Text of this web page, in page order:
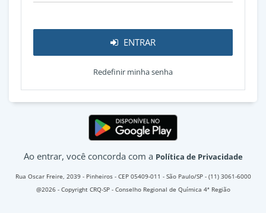
ENTRAR
Redefinir minha senha
Ao entrar, você concorda com a Política de Privacidade
Rua Oscar Freire, 2039 - Pinheiros - CEP 05409-011 - São Paulo/SP - (11) 3061-6000
@2026 - Copyright CRQ-SP - Conselho Regional de Química 4ª Região